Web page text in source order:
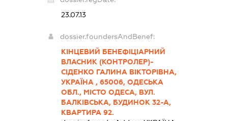
23.07.13
dossier.foundersAndBenef:
КІНЦЕВИЙ БЕНЕФІЦІАРНИЙ
ВЛАСНИК (КОНТРОЛЕР)-
СІДЕНКО ГАЛИНА ВІКТОРІВНА,
УКРАЇНА , 65006, ОДЕСЬКА
ОБЛ., МІСТО ОДЕСА, ВУЛ.
БАЛКІВСЬКА, БУДИНОК 32-А,
КВАРТИРА 92.